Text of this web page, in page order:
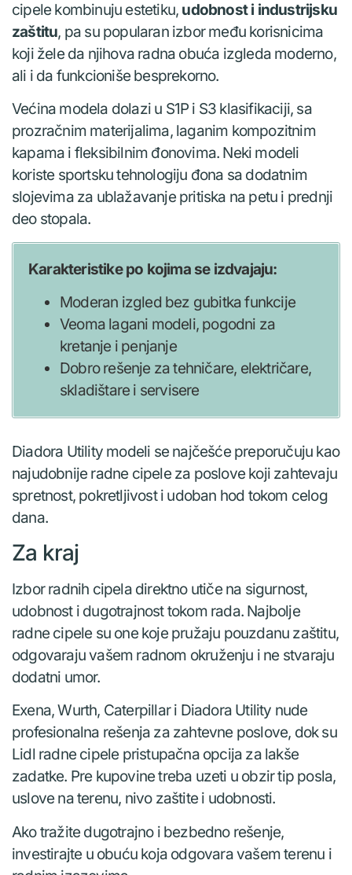
cipele kombinuju estetiku, udobnost i industrijsku
zaštitu, pa su popularan izbor među korisnicima
koji žele da njihova radna obuća izgleda moderno,
ali i da funkcioniše besprekorno.
Većina modela dolazi u S1P i S3 klasifikaciji, sa
prozračnim materijalima, laganim kompozitnim
kapama i fleksibilnim đonovima. Neki modeli
koriste sportsku tehnologiju đona sa dodatnim
slojevima za ublažavanje pritiska na petu i prednji
deo stopala.
Karakteristike po kojima se izdvajaju:
Moderan izgled bez gubitka funkcije
Veoma lagani modeli, pogodni za
kretanje i penjanje
Dobro rešenje za tehničare, električare,
skladištare i servisere
Diadora Utility modeli se najčešće preporučuju kao
najudobnije radne cipele za poslove koji zahtevaju
spretnost, pokretljivost i udoban hod tokom celog
dana.
Za kraj
Izbor radnih cipela direktno utiče na sigurnost,
udobnost i dugotrajnost tokom rada. Najbolje
radne cipele su one koje pružaju pouzdanu zaštitu,
odgovaraju vašem radnom okruženju i ne stvaraju
dodatni umor.
Exena, Wurth, Caterpillar i Diadora Utility nude
profesionalna rešenja za zahtevne poslove, dok su
Lidl radne cipele pristupačna opcija za lakše
zadatke. Pre kupovine treba uzeti u obzir tip posla,
uslove na terenu, nivo zaštite i udobnosti.
Ako tražite dugotrajno i bezbedno rešenje,
investirajte u obuću koja odgovara vašem terenu i